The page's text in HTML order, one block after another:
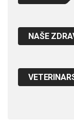
NAŠE